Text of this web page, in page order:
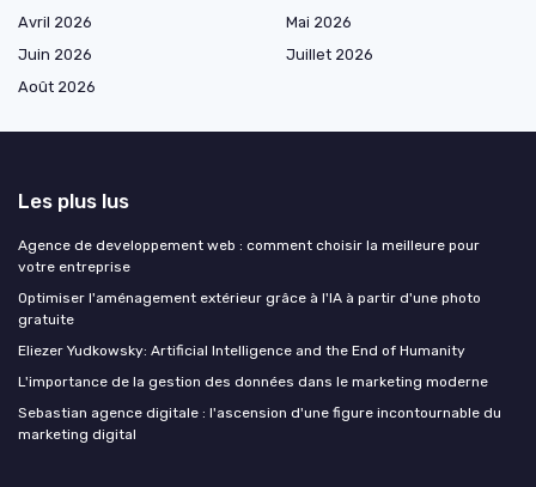
Avril 2026
Mai 2026
Juin 2026
Juillet 2026
Août 2026
Les plus lus
Agence de developpement web : comment choisir la meilleure pour
votre entreprise
Optimiser l'aménagement extérieur grâce à l'IA à partir d'une photo
gratuite
Eliezer Yudkowsky: Artificial Intelligence and the End of Humanity
L'importance de la gestion des données dans le marketing moderne
Sebastian agence digitale : l'ascension d'une figure incontournable du
marketing digital